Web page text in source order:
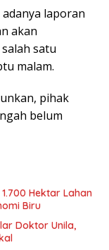
laporan
akan
satu
malam.
pihak
belum
Hektar Lahan
Biru
Doktor Unila,